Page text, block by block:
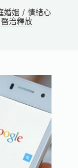
婚姻 /情緒心
醫治釋放